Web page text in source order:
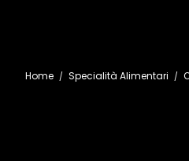
Home Specialità Alimentari